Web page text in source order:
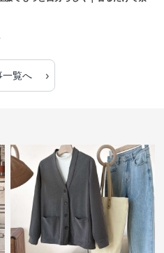
一覧へ ›